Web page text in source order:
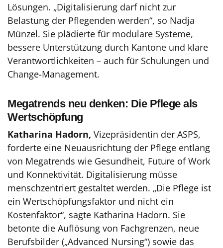
Lösungen. „Digitalisierung darf nicht zur
Belastung der Pflegenden werden“, so Nadja
Münzel. Sie plädierte für modulare Systeme,
bessere Unterstützung durch Kantone und klare
Verantwortlichkeiten – auch für Schulungen und
Change-Management.
Megatrends neu denken: Die Pflege als
Wertschöpfung
Katharina Hadorn, Vizepräsidentin der ASPS,
forderte eine Neuausrichtung der Pflege entlang
von Megatrends wie Gesundheit, Future of Work
und Konnektivität. Digitalisierung müsse
menschzentriert gestaltet werden. „Die Pflege ist
ein Wertschöpfungsfaktor und nicht ein
Kostenfaktor“, sagte Katharina Hadorn. Sie
betonte die Auflösung von Fachgrenzen, neue
Berufsbilder („Advanced Nursing“) sowie das